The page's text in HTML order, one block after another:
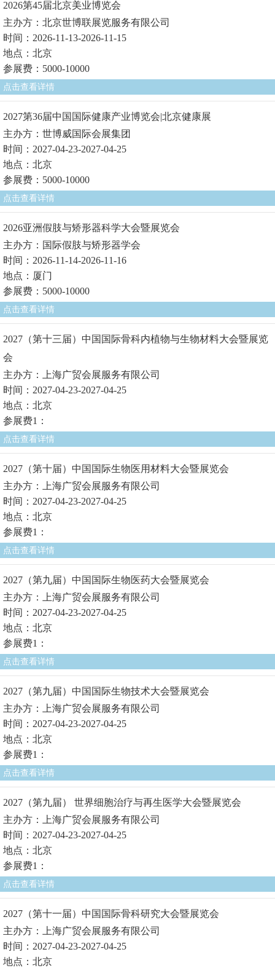
2026第45届北京美业博览会
主办方：北京世博联展览服务有限公司
时间：2026-11-13-2026-11-15
地点：北京
参展费：5000-10000
点击查看详情
2027第36届中国国际健康产业博览会|北京健康展
主办方：世博威国际会展集团
时间：2027-04-23-2027-04-25
地点：北京
参展费：5000-10000
点击查看详情
2026亚洲假肢与矫形器科学大会暨展览会
主办方：国际假肢与矫形器学会
时间：2026-11-14-2026-11-16
地点：厦门
参展费：5000-10000
点击查看详情
2027（第十三届）中国国际骨科内植物与生物材料大会暨展览
会
主办方：上海广贸会展服务有限公司
时间：2027-04-23-2027-04-25
地点：北京
参展费1：
点击查看详情
2027（第十届）中国国际生物医用材料大会暨展览会
主办方：上海广贸会展服务有限公司
时间：2027-04-23-2027-04-25
地点：北京
参展费1：
点击查看详情
2027（第九届）中国国际生物医药大会暨展览会
主办方：上海广贸会展服务有限公司
时间：2027-04-23-2027-04-25
地点：北京
参展费1：
点击查看详情
2027（第九届）中国国际生物技术大会暨展览会
主办方：上海广贸会展服务有限公司
时间：2027-04-23-2027-04-25
地点：北京
参展费1：
点击查看详情
2027（第九届） 世界细胞治疗与再生医学大会暨展览会
主办方：上海广贸会展服务有限公司
时间：2027-04-23-2027-04-25
地点：北京
参展费1：
点击查看详情
2027（第十一届）中国国际骨科研究大会暨展览会
主办方：上海广贸会展服务有限公司
时间：2027-04-23-2027-04-25
地点：北京